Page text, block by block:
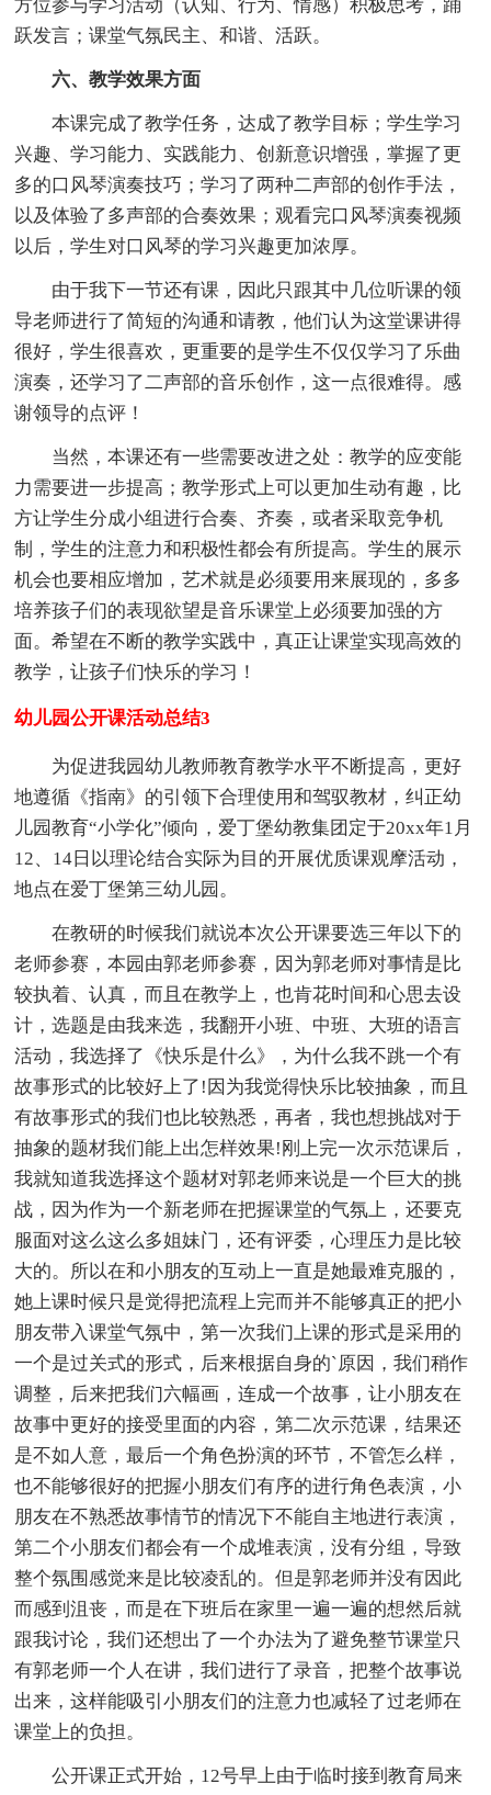
方位参与学习活动（认知、行为、情感）积极思考，踊
跃发言；课堂气氛民主、和谐、活跃。
六、教学效果方面
本课完成了教学任务，达成了教学目标；学生学习
兴趣、学习能力、实践能力、创新意识增强，掌握了更
多的口风琴演奏技巧；学习了两种二声部的创作手法，
以及体验了多声部的合奏效果；观看完口风琴演奏视频
以后，学生对口风琴的学习兴趣更加浓厚。
由于我下一节还有课，因此只跟其中几位听课的领
导老师进行了简短的沟通和请教，他们认为这堂课讲得
很好，学生很喜欢，更重要的是学生不仅仅学习了乐曲
演奏，还学习了二声部的音乐创作，这一点很难得。感
谢领导的点评！
当然，本课还有一些需要改进之处：教学的应变能
力需要进一步提高；教学形式上可以更加生动有趣，比
方让学生分成小组进行合奏、齐奏，或者采取竞争机
制，学生的注意力和积极性都会有所提高。学生的展示
机会也要相应增加，艺术就是必须要用来展现的，多多
培养孩子们的表现欲望是音乐课堂上必须要加强的方
面。希望在不断的教学实践中，真正让课堂实现高效的
教学，让孩子们快乐的学习！
幼儿园公开课活动总结3
为促进我园幼儿教师教育教学水平不断提高，更好
地遵循《指南》的引领下合理使用和驾驭教材，纠正幼
儿园教育“小学化”倾向，爱丁堡幼教集团定于20xx年1月
12、14日以理论结合实际为目的开展优质课观摩活动，
地点在爱丁堡第三幼儿园。
在教研的时候我们就说本次公开课要选三年以下的
老师参赛，本园由郭老师参赛，因为郭老师对事情是比
较执着、认真，而且在教学上，也肯花时间和心思去设
计，选题是由我来选，我翻开小班、中班、大班的语言
活动，我选择了《快乐是什么》，为什么我不跳一个有
故事形式的比较好上了!因为我觉得快乐比较抽象，而且
有故事形式的我们也比较熟悉，再者，我也想挑战对于
抽象的题材我们能上出怎样效果!刚上完一次示范课后，
我就知道我选择这个题材对郭老师来说是一个巨大的挑
战，因为作为一个新老师在把握课堂的气氛上，还要克
服面对这么这么多姐妹门，还有评委，心理压力是比较
大的。所以在和小朋友的互动上一直是她最难克服的，
她上课时候只是觉得把流程上完而并不能够真正的把小
朋友带入课堂气氛中，第一次我们上课的形式是采用的
一个是过关式的形式，后来根据自身的`原因，我们稍作
调整，后来把我们六幅画，连成一个故事，让小朋友在
故事中更好的接受里面的内容，第二次示范课，结果还
是不如人意，最后一个角色扮演的环节，不管怎么样，
也不能够很好的把握小朋友们有序的进行角色表演，小
朋友在不熟悉故事情节的情况下不能自主地进行表演，
第二个小朋友们都会有一个成堆表演，没有分组，导致
整个氛围感觉来是比较凌乱的。但是郭老师并没有因此
而感到沮丧，而是在下班后在家里一遍一遍的想然后就
跟我讨论，我们还想出了一个办法为了避免整节课堂只
有郭老师一个人在讲，我们进行了录音，把整个故事说
出来，这样能吸引小朋友们的注意力也减轻了过老师在
课堂上的负担。
公开课正式开始，12号早上由于临时接到教育局来